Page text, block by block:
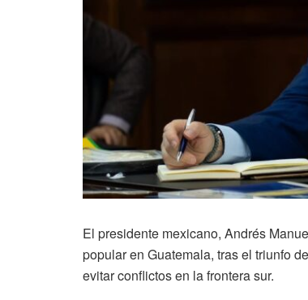
El presidente mexicano, Andrés
popular en Guatemala, tras el triunfo
evitar conflictos en la frontera sur.